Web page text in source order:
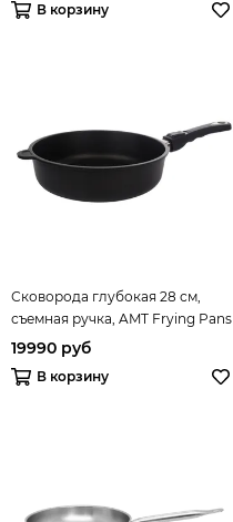
В корзину
Сковорода глубокая 28 см,
съемная ручка, AMT Frying Pans
Titan арт. AMT I-728
19990 руб
В корзину